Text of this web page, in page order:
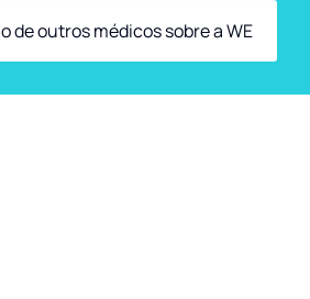
de outros médicos sobre a WE